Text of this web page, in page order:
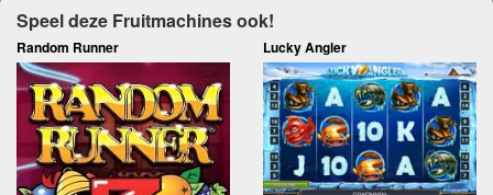
Speel deze Fruitmachines ook!
Random Runner Lucky Angler